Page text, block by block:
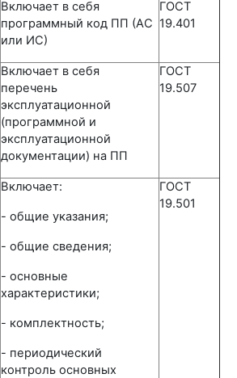
Включает в себя
программный код ПП (АС
или ИС)
ГОСТ
19.401
Включает в себя
перечень
эксплуатационной
(программной и
эксплуатационной
документации) на ПП
ГОСТ
19.507
Включает:
- общие указания;
- общие сведения;
- основные
характеристики;
- комплектность;
- периодический
контроль основных
ГОСТ
19.501